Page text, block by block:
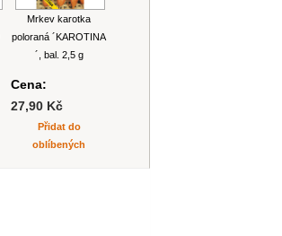
Mrkev karotka
poloraná ´KAROTINA
´, bal. 2,5 g
Cena:
27,90 Kč
Přidat do
oblíbených